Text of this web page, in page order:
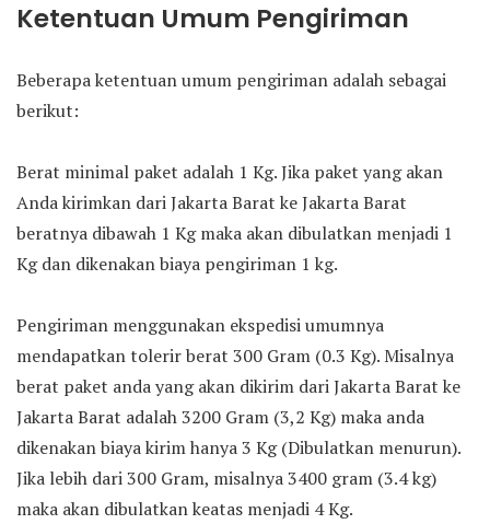
Ketentuan Umum Pengiriman
Beberapa ketentuan umum pengiriman adalah sebagai
berikut:
Berat minimal paket adalah 1 Kg. Jika paket yang akan
Anda kirimkan dari Jakarta Barat ke Jakarta Barat
beratnya dibawah 1 Kg maka akan dibulatkan menjadi 1
Kg dan dikenakan biaya pengiriman 1 kg.
Pengiriman menggunakan ekspedisi umumnya
mendapatkan tolerir berat 300 Gram (0.3 Kg). Misalnya
berat paket anda yang akan dikirim dari Jakarta Barat ke
Jakarta Barat adalah 3200 Gram (3,2 Kg) maka anda
dikenakan biaya kirim hanya 3 Kg (Dibulatkan menurun).
Jika lebih dari 300 Gram, misalnya 3400 gram (3.4 kg)
maka akan dibulatkan keatas menjadi 4 Kg.